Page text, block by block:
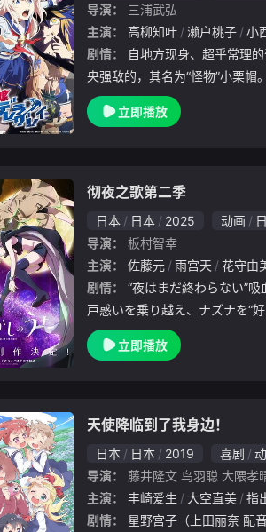
川孝治 铃木拓磨 地冈公俊
裕贵 花泽香菜 柚木凉香 钉宫理惠 古川登
导演：
三浦武弘
主演：
高柳知叶 濑户桃子 小
剧情：
央强敌的，其名为“怪物”小栗帽
是“最强”玉藻十字。更有跨越海
娘们。这位终将开创一个“时代”
立即播放
堀川亮 草尾毅 新井良平 田中真弓 松原
彻夜之歌第二季
日本 日本 2025 动画
导演：
板村智幸
主演：
佐藤元 雨宫天 花守由
剧情：
戸惑いを乗り越え、ナズナを“
めたコウと、コウに“惚れさせる
。「恋」が一体なんなのか、わ
立即播放
羽根健治 小松未可子 井上麻里奈 大桥贤一
天使降临到了我身边！
日本 日本 2019 喜剧
导演：
藤井隆文 鸟羽聪 大隈孝
主演：
丰崎爱生 大空直美 指
剧情：